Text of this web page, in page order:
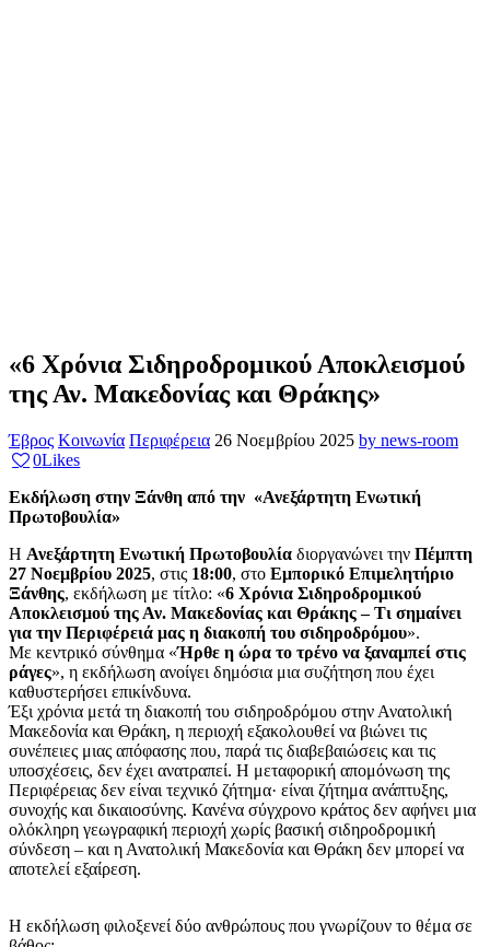
«6 Χρόνια Σιδηροδρομικού Αποκλεισμού
της Αν. Μακεδονίας και Θράκης»
Έβρος Κοινωνία Περιφέρεια 26 Νοεμβρίου 2025 by news-room
0Likes
Εκδήλωση στην Ξάνθη από την «Ανεξάρτητη Ενωτική
Πρωτοβουλία»
Η Ανεξάρτητη Ενωτική Πρωτοβουλία διοργανώνει την Πέμπτη
27 Νοεμβρίου 2025, στις 18:00, στο Εμπορικό Επιμελητήριο
Ξάνθης, εκδήλωση με τίτλο: «6 Χρόνια Σιδηροδρομικού
Αποκλεισμού της Αν. Μακεδονίας και Θράκης – Τι σημαίνει
για την Περιφέρειά μας η διακοπή του σιδηροδρόμου».
Με κεντρικό σύνθημα «Ήρθε η ώρα το τρένο να ξαναμπεί στις
ράγες», η εκδήλωση ανοίγει δημόσια μια συζήτηση που έχει
καθυστερήσει επικίνδυνα.
Έξι χρόνια μετά τη διακοπή του σιδηροδρόμου στην Ανατολική
Μακεδονία και Θράκη, η περιοχή εξακολουθεί να βιώνει τις
συνέπειες μιας απόφασης που, παρά τις διαβεβαιώσεις και τις
υποσχέσεις, δεν έχει ανατραπεί. Η μεταφορική απομόνωση της
Περιφέρειας δεν είναι τεχνικό ζήτημα· είναι ζήτημα ανάπτυξης,
συνοχής και δικαιοσύνης. Κανένα σύγχρονο κράτος δεν αφήνει μια
ολόκληρη γεωγραφική περιοχή χωρίς βασική σιδηροδρομική
σύνδεση – και η Ανατολική Μακεδονία και Θράκη δεν μπορεί να
αποτελεί εξαίρεση.
Η εκδήλωση φιλοξενεί δύο ανθρώπους που γνωρίζουν το θέμα σε